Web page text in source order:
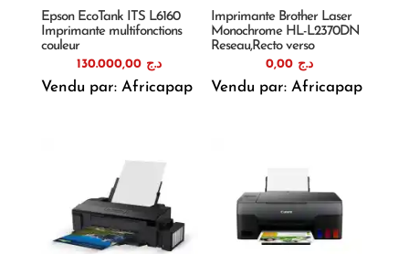
Epson EcoTank ITS L6160
Imprimante multifonctions
couleur
د.ج
Vendu par: Africapap
Imprimante Brother Laser
Monochrome HL-L2370DN
Reseau,Recto verso
د.ج
Vendu par: Africapap